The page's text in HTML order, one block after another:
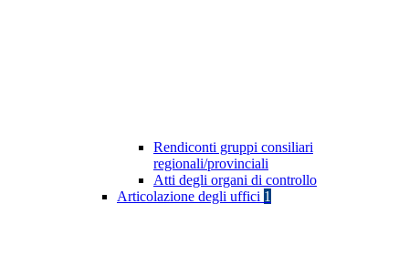
Rendiconti gruppi consiliari
regionali/provinciali
Atti degli organi di controllo
Articolazione degli uffici 1